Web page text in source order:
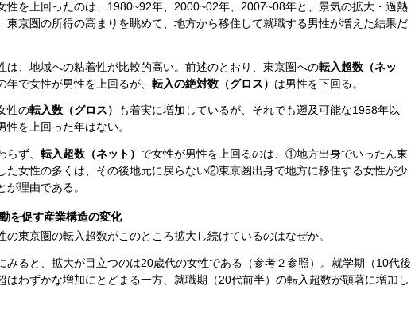
性を上回ったのは、1980~92年、2000~02年、2007~08年と、景気の拡大・過熱
東京圏の所得の高まりを眺めて、地方から移住して就職する男性が増えた結果だ
は、地域への粘着性が比較的高い。前述のとおり、東京圏への転入超数（ネッ
年で女性が男性を上回るが、 転入の絶対数（グロス） は男性を下回る。
性の転入数（グロス）
も着実に増加しているが、それでも遡及可能な1958年以
性を上回った年はない。
らず、 転入超数（ネット） で女性が男性を上回るのは、①地方出身でいったん東
た女性の多くは、その後地元に戻らない②東京圏出身で地方に移住する女性が少
理由である。
を促す産業構造の変化
の東京圏の転入超数がこのところ拡大し続けているのはなぜか。
みると、拡大が目立つのは20歳代の女性である（参考２参照）。就学期（10代後
はわずかな増加にとどまる一方、就職期（20代前半）の転入超数が顕著に増加し